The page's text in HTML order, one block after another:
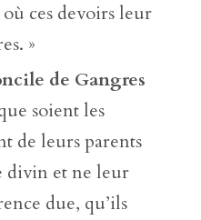
ces devoirs leur
»
de Gangres
soient les
de leurs parents
divin et ne leur
due, qu’ils